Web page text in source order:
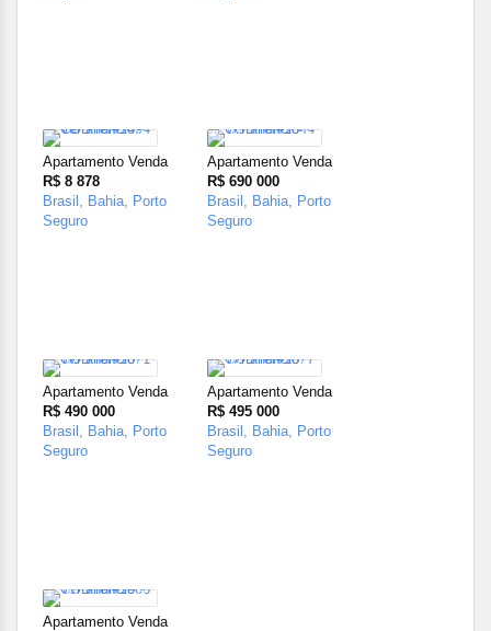
Apartamento Venda
R$ 8 878
Brasil, Bahia, Porto
Seguro
24
Apartamento Venda
R$ 690 000
Brasil, Bahia, Porto
Seguro
27
Apartamento Venda
R$ 490 000
Brasil, Bahia, Porto
Seguro
23
Apartamento Venda
R$ 495 000
Brasil, Bahia, Porto
Seguro
20
Apartamento Venda